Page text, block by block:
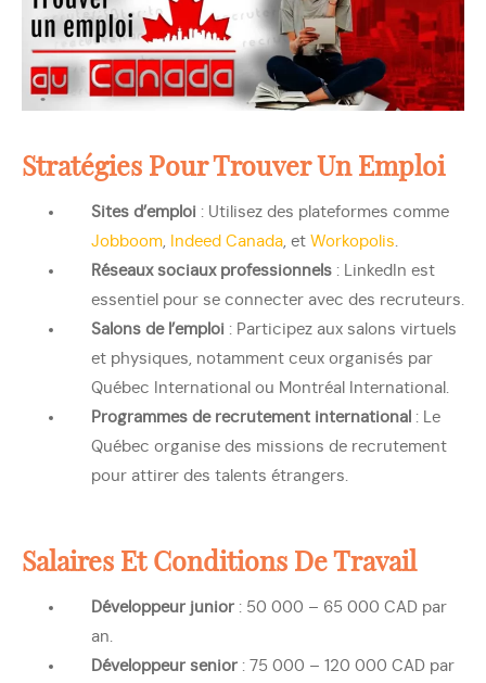
Stratégies Pour Trouver Un Emploi
Sites d’emploi : Utilisez des plateformes comme
Jobboom, Indeed Canada, et Workopolis.
Réseaux sociaux professionnels : LinkedIn est
essentiel pour se connecter avec des recruteurs.
Salons de l’emploi : Participez aux salons virtuels
et physiques, notamment ceux organisés par
Québec International ou Montréal International.
Programmes de recrutement international : Le
Québec organise des missions de recrutement
pour attirer des talents étrangers.
Salaires Et Conditions De Travail
Développeur junior : 50 000 – 65 000 CAD par
an.
Développeur senior : 75 000 – 120 000 CAD par